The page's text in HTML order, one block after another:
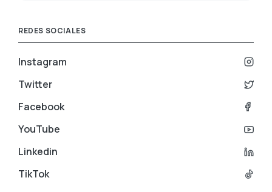
REDES SOCIALES
Instagram
Twitter
Facebook
YouTube
Linkedin
TikTok